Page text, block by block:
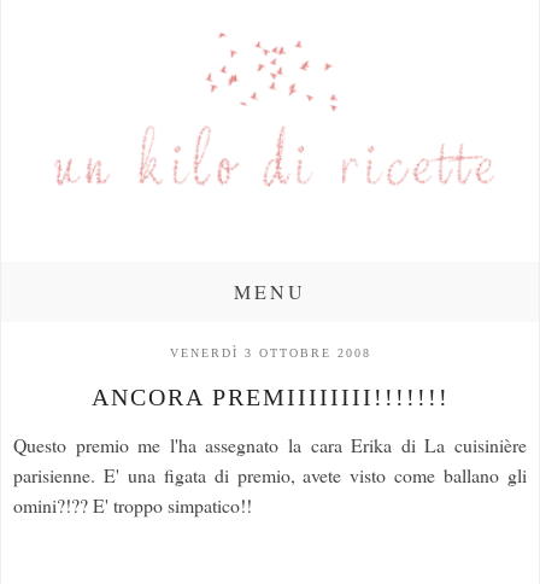
MENU
VENERDÌ 3 OTTOBRE 2008
ANCORA PREMIIIIIIII!!!!!!!
Questo premio me l'ha assegnato la cara Erika di La cuisinière
parisienne. E' una figata di premio, avete visto come ballano gli
omini?!?? E' troppo simpatico!!